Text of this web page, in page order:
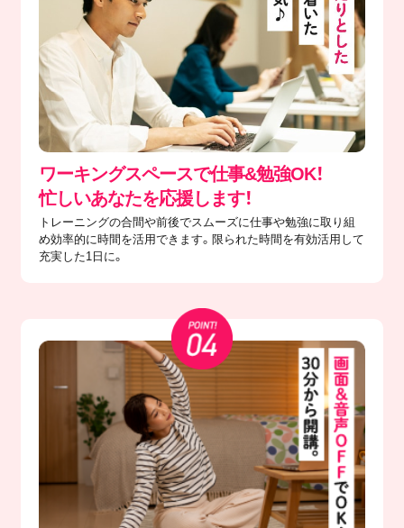
ワーキングスペースで仕事&勉強OK！
忙しいあなたを応援します！
トレーニングの合間や前後でスムーズに仕事や勉強に取り組
め効率的に時間を活用できます。限られた時間を有効活用して
充実した1日に。